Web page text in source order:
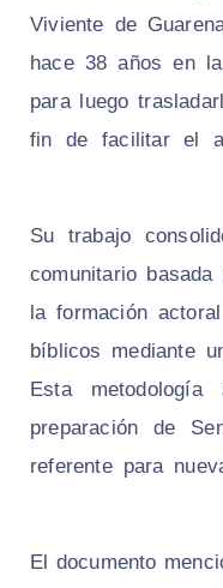
Viviente de
hace 38 años en
para luego
fin de facilitar el
Su trabajo
comunitario
la formación
bíblicos mediante
Esta
preparación de
referente para
El documento